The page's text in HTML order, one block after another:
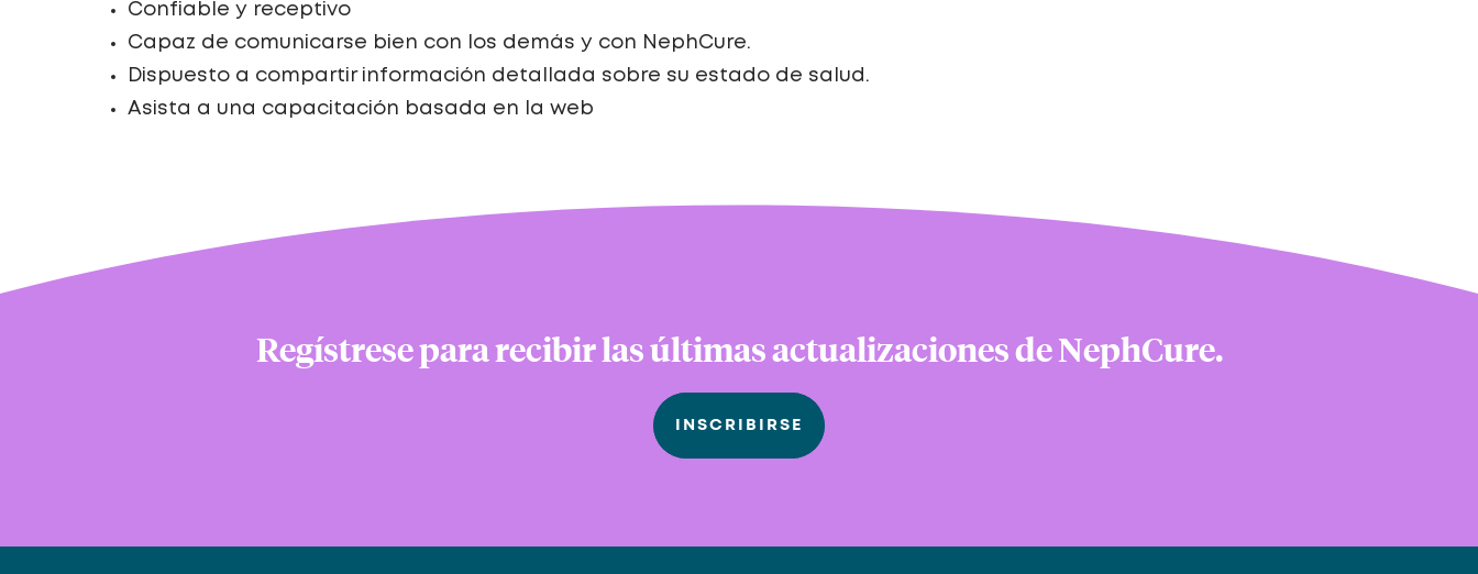
Confiable y receptivo
Capaz de comunicarse bien con los demás y con NephCure.
Dispuesto a compartir información detallada sobre su estado de salud.
Asista a una capacitación basada en la web
Regístrese para recibir las últimas actualizaciones de NephCure.
INSCRIBIRSE